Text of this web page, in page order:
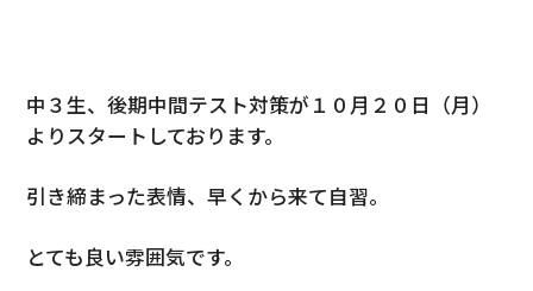
中３生、後期中間テスト対策が１０月２０日（月）
よりスタートしております。
引き締まった表情、早くから来て自習。
とても良い雰囲気です。